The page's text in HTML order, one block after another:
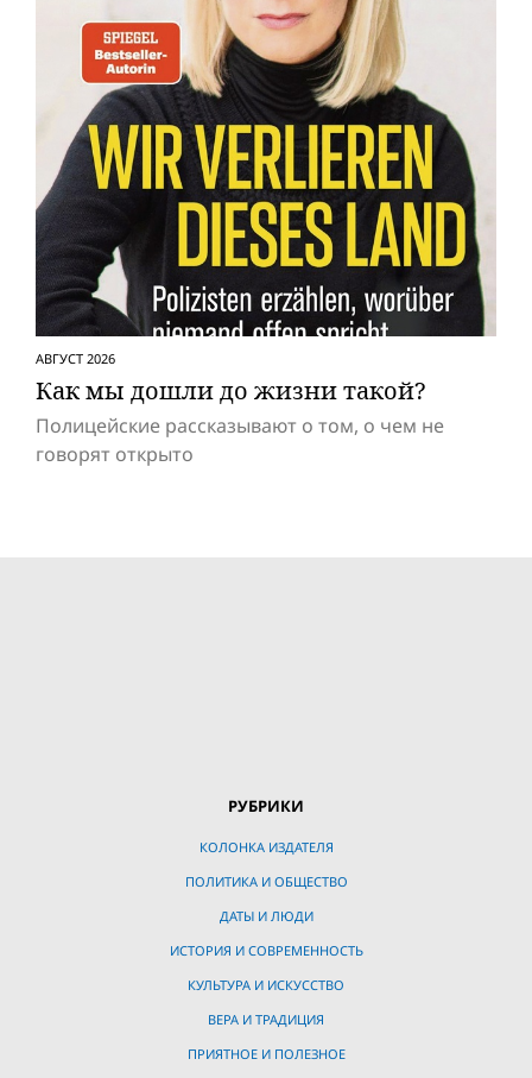
АВГУСТ 2026
Как мы дошли до жизни такой?
Полицейские рассказывают о том, о чем не
говорят открыто
РУБРИКИ
КОЛОНКА ИЗДАТЕЛЯ
ПОЛИТИКА И ОБЩЕСТВО
ДАТЫ И ЛЮДИ
ИСТОРИЯ И СОВРЕМЕННОСТЬ
КУЛЬТУРА И ИСКУССТВО
ВЕРА И ТРАДИЦИЯ
ПРИЯТНОЕ И ПОЛЕЗНОЕ